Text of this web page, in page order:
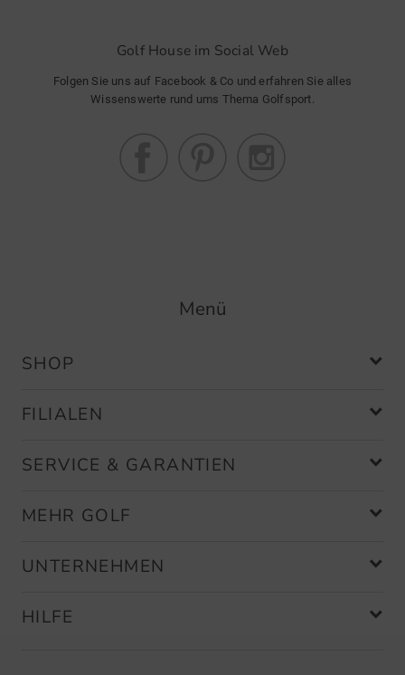
Golf House im Social Web
Folgen Sie uns auf Facebook & Co und erfahren Sie alles
Wissenswerte rund ums Thema Golfsport.
Menü
SHOP
FILIALEN
SERVICE & GARANTIEN
MEHR GOLF
UNTERNEHMEN
HILFE